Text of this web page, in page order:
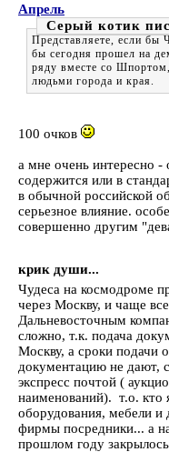
Апрель
Серый котик
Представляете, если бы
бы сегодня прошел на
ряду вместе со
людьми города и края.
100 очков
а мне очень интересно
содержится или в
в обычной российской
серьезное влияние.
совершенно другим
крик души...
Чудеса на космодроме
через Москву, и чаще
Дальневосточным
сложно, т.к. подача
Москву, а сроки подачи
документацию не дают,
экспресс почтой (
наименований). т.о. кто
оборудования, мебели и
фирмы посредники... а
прошлом году